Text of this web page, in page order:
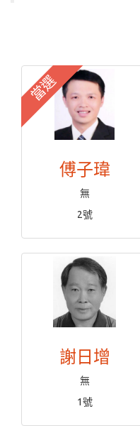
當選
傅子瑋
無
2號
謝日增
無
1號